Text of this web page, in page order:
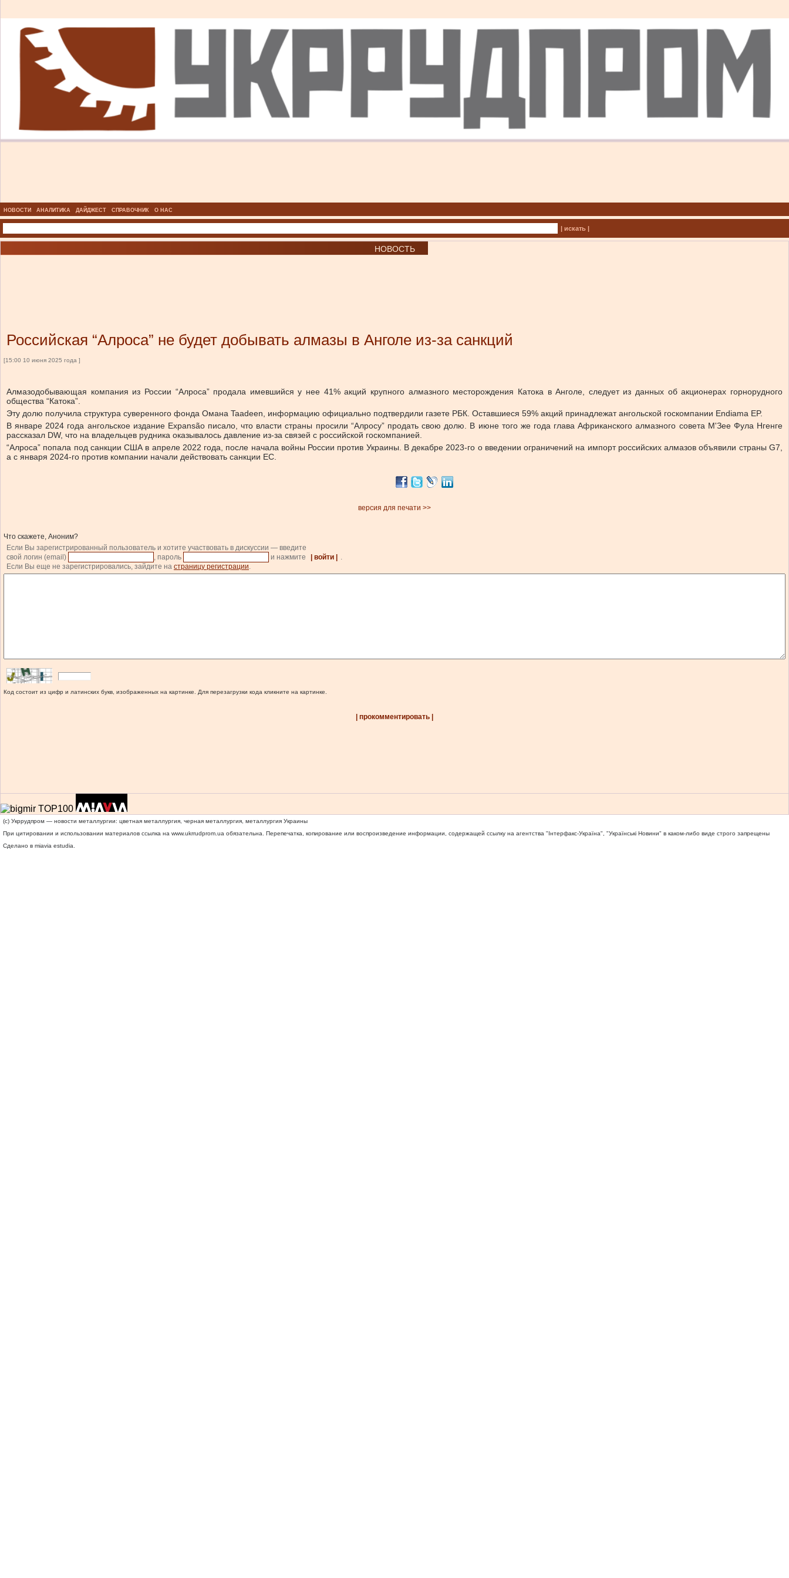
НОВОСТИ АНАЛИТИКА ДАЙДЖЕСТ СПРАВОЧНИК О НАС
| искать |
НОВОСТЬ
Российская “Алроса” не будет добывать алмазы в Анголе из-за санкций
[15:00 10 июня 2025 года ]
Алмазодобывающая компания из России “Алроса” продала имевшийся у нее 41% акций крупного алмазного месторождения Катока в Анголе, следует из данных об акционерах горнорудного
общества “Катока”.
Эту долю получила структура суверенного фонда Омана Taadeen, информацию официально подтвердили газете РБК. Оставшиеся 59% акций принадлежат ангольской госкомпании Endiama EP.
В январе 2024 года ангольское издание Expansão писало, что власти страны просили “Алросу” продать свою долю. В июне того же года глава Африканского алмазного совета М'Зее Фула Нгенге
рассказал DW, что на владельцев рудника оказывалось давление из-за связей с российской госкомпанией.
“Алроса” попала под санкции США в апреле 2022 года, после начала войны России против Украины. В декабре 2023-го о введении ограничений на импорт российских алмазов объявили страны G7,
а с января 2024-го против компании начали действовать санкции ЕС.
версия для печати >>
Что скажете, Аноним?
Если Вы зарегистрированный пользователь и хотите участвовать в дискуссии — введите
свой логин (email)
, пароль и нажмите | войти |
.
Если Вы еще не зарегистрировались, зайдите на страницу регистрации.
Код состоит из цифр и латинских букв, изображенных на картинке. Для перезагрузки кода кликните на картинке.
| прокомментировать |
(c) Укррудпром — новости металлургии: цветная металлургия, черная металлургия, металлургия Украины
При цитировании и использовании материалов ссылка на www.ukrrudprom.ua обязательна. Перепечатка, копирование или воспроизведение информации, содержащей ссылку на агентства "Iнтерфакс-Україна", "Українськi Новини" в каком-либо виде строго запрещены
Сделано в miavia estudia.